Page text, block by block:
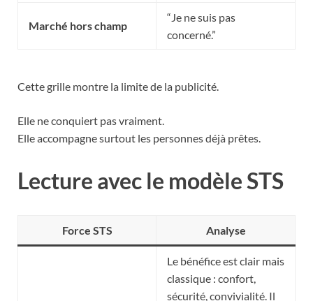
Marché hors champ
“Je ne suis pas
concerné.”
Cette grille montre la limite de la publicité.
Elle ne conquiert pas vraiment.
Elle accompagne surtout les personnes déjà prêtes.
Lecture avec le modèle STS
Force STS Analyse
Le bénéfice est clair mais
classique : confort,
sécurité, convivialité. Il